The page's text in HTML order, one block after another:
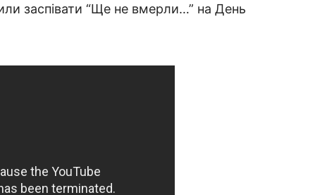
заспівати “Ще не вмерли…” на День